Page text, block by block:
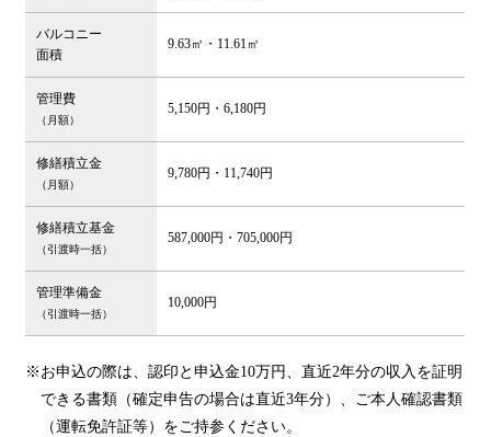
バルコニー
面積
9.63㎡・11.61㎡
管理費
（月額）
5,150円・6,180円
修繕積立金
（月額）
9,780円・11,740円
修繕積立基金
（引渡時一括）
587,000円・705,000円
管理準備金
（引渡時一括）
10,000円
※お申込の際は、認印と申込金10万円、直近2年分の収入を証明
できる書類（確定申告の場合は直近3年分）、ご本人確認書類
（運転免許証等）をご持参ください。